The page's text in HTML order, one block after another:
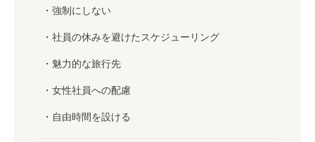
強制にしない
社員の休みを避けたスケジューリング
魅力的な旅行先
女性社員への配慮
自由時間を設ける